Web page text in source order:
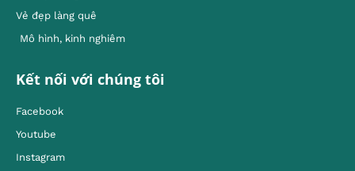
Vẻ đẹp làng quê
Mô hình, kinh nghiêm
Kết nối với chúng tôi
Facebook
Youtube
Instagram